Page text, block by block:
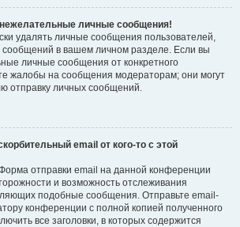
личные сообщения!
удалять личные сообщения пользователей,
сообщений в вашем личном разделе. Если вы
личные сообщения от конкретного
жалобы на сообщения модераторам; они могут
отправку личных сообщений.
email от кого-то с этой
отправки email на данной конференции
и возможность отслеживания
подобные сообщения. Отправьте email-
конференции с полной копией полученного
все заголовки, в которых содержится